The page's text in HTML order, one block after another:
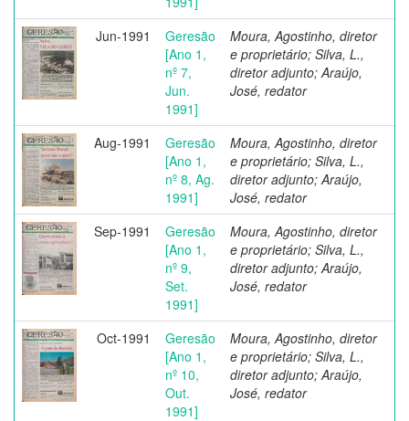
Jun-1991
Geresão
[Ano 1,
nº 7,
Jun.
1991]
Moura, Agostinho, diretor
e proprietário; Silva, L.,
diretor adjunto; Araújo,
José, redator
Aug-1991
Geresão
[Ano 1,
nº 8, Ag.
1991]
Moura, Agostinho, diretor
e proprietário; Silva, L.,
diretor adjunto; Araújo,
José, redator
Sep-1991
Geresão
[Ano 1,
nº 9,
Set.
1991]
Moura, Agostinho, diretor
e proprietário; Silva, L.,
diretor adjunto; Araújo,
José, redator
Oct-1991
Geresão
[Ano 1,
nº 10,
Out.
1991]
Moura, Agostinho, diretor
e proprietário; Silva, L.,
diretor adjunto; Araújo,
José, redator